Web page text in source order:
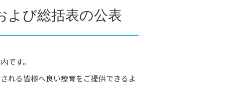
よび総括表の公表
です。
れる皆様へ良い療育をご提供できるよ